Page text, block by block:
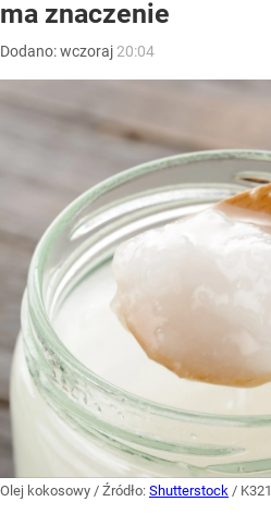
ma znaczenie
Dodano:wczoraj 20:04
Olej kokosowy / Źródło: Shutterstock / K321